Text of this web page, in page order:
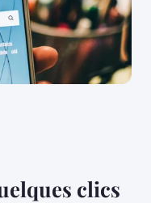
clics